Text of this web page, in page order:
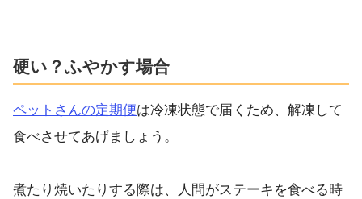
硬い？ふやかす場合
ペットさんの定期便は冷凍状態で届くため、解凍して
食べさせてあげましょう。
煮たり焼いたりする際は、人間がステーキを食べる時